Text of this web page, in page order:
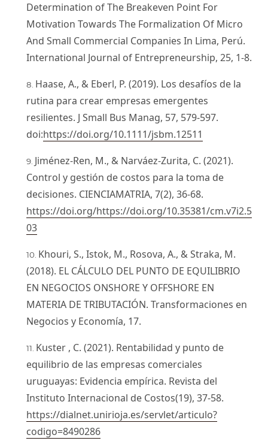
Determination of The Breakeven Point For
Motivation Towards The Formalization Of Micro
And Small Commercial Companies In Lima, Perú.
International Journal of Entrepreneurship, 25, 1-8.
Haase, A., & Eberl, P. (2019). Los desafíos de la
rutina para crear empresas emergentes
resilientes. J Small Bus Manag, 57, 579-597.
doi:https://doi.org/10.1111/jsbm.12511
Jiménez-Ren, M., & Narváez-Zurita, C. (2021).
Control y gestión de costos para la toma de
decisiones. CIENCIAMATRIA, 7(2), 36-68.
https://doi.org/https://doi.org/10.35381/cm.v7i2.5
03
Khouri, S., Istok, M., Rosova, A., & Straka, M.
(2018). EL CÁLCULO DEL PUNTO DE EQUILIBRIO
EN NEGOCIOS ONSHORE Y OFFSHORE EN
MATERIA DE TRIBUTACIÓN. Transformaciones en
Negocios y Economía, 17.
Kuster , C. (2021). Rentabilidad y punto de
equilibrio de las empresas comerciales
uruguayas: Evidencia empírica. Revista del
Instituto Internacional de Costos(19), 37-58.
https://dialnet.unirioja.es/servlet/articulo?
codigo=8490286